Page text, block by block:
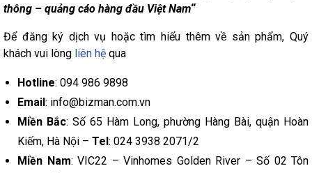
thông – quảng cáo hàng đầu Việt Nam“
Để đăng ký dịch vụ hoặc tìm hiểu thêm về sản phẩm, Quý
khách vui lòng liên hệ qua
Hotline: 094 986 9898
Email: info@bizman.com.vn
Miền Bắc: Số 65 Hàm Long, phường Hàng Bài, quận Hoàn
Kiếm, Hà Nội – Tel: 024 3938 2071/2
Miền Nam: VIC22 – Vinhomes Golden River – Số 02 Tôn